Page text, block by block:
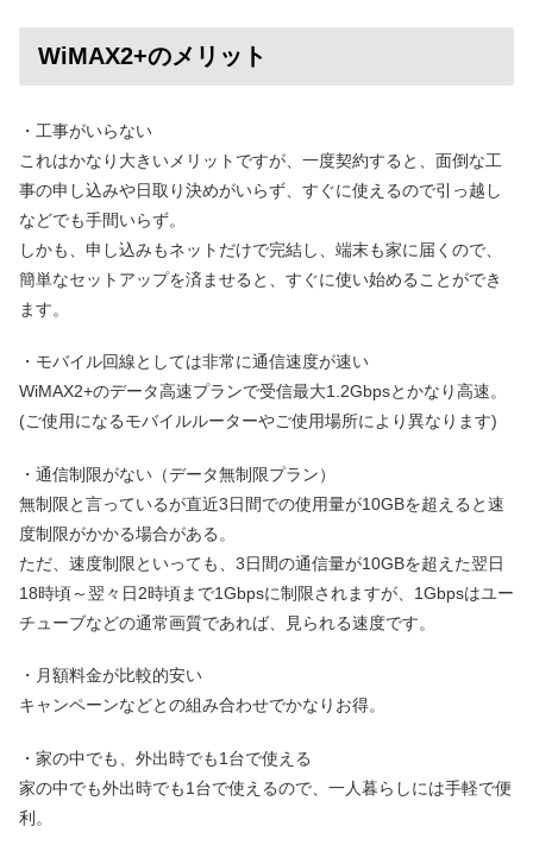
WiMAX2+のメリット
・工事がいらない
これはかなり大きいメリットですが、一度契約すると、面倒な工
事の申し込みや日取り決めがいらず、すぐに使えるので引っ越し
などでも手間いらず。
しかも、申し込みもネットだけで完結し、端末も家に届くので、
簡単なセットアップを済ませると、すぐに使い始めることができ
ます。
・モバイル回線としては非常に通信速度が速い
WiMAX2+のデータ高速プランで受信最大1.2Gbpsとかなり高速。
(ご使用になるモバイルルーターやご使用場所により異なります)
・通信制限がない（データ無制限プラン）
無制限と言っているが直近3日間での使用量が10GBを超えると速
度制限がかかる場合がある。
ただ、速度制限といっても、3日間の通信量が10GBを超えた翌日
18時頃～翌々日2時頃まで1Gbpsに制限されますが、1Gbpsはユー
チューブなどの通常画質であれば、見られる速度です。
・月額料金が比較的安い
キャンペーンなどとの組み合わせでかなりお得。
・家の中でも、外出時でも1台で使える
家の中でも外出時でも1台で使えるので、一人暮らしには手軽で便
利。